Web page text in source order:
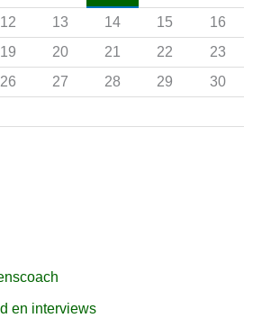
12 13 14 15
16
19 20 21 22
23
26 27 28 29
30
en interviews